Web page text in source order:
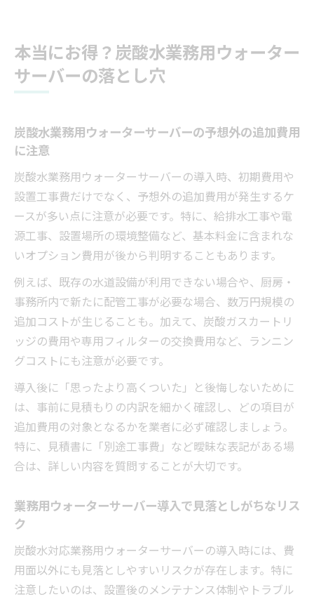
本当にお得？炭酸水業務用ウォーター
サーバーの落とし穴
炭酸水業務用ウォーターサーバーの予想外の追加費用
に注意
炭酸水業務用ウォーターサーバーの導入時、初期費用や
設置工事費だけでなく、予想外の追加費用が発生するケ
ースが多い点に注意が必要です。特に、給排水工事や電
源工事、設置場所の環境整備など、基本料金に含まれな
いオプション費用が後から判明することもあります。
例えば、既存の水道設備が利用できない場合や、厨房・
事務所内で新たに配管工事が必要な場合、数万円規模の
追加コストが生じることも。加えて、炭酸ガスカートリ
ッジの費用や専用フィルターの交換費用など、ランニン
グコストにも注意が必要です。
導入後に「思ったより高くついた」と後悔しないために
は、事前に見積もりの内訳を細かく確認し、どの項目が
追加費用の対象となるかを業者に必ず確認しましょう。
特に、見積書に「別途工事費」など曖昧な表記がある場
合は、詳しい内容を質問することが大切です。
業務用ウォーターサーバー導入で見落としがちなリス
ク
炭酸水対応業務用ウォーターサーバーの導入時には、費
用面以外にも見落としやすいリスクが存在します。特に
注意したいのは、設置後のメンテナンス体制やトラブル